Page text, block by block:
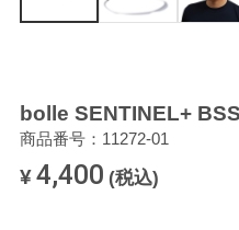
bolle SENTINEL+
商品番号：11272-01
¥4,400 (税込)